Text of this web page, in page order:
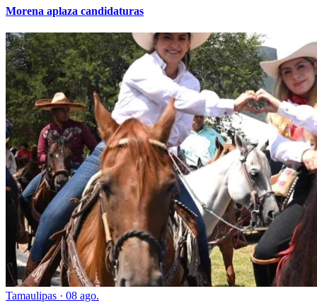
Morena aplaza candidaturas
Tamaulipas · 08 ago.